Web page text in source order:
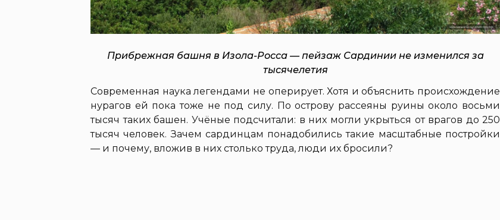
Прибрежная башня в Изола-Росса — пейзаж Сардинии не изменился за
тысячелетия
Современная наука легендами не оперирует. Хотя и объяснить происхождение
нурагов ей пока тоже не под силу. По острову рассеяны руины около восьми
тысяч таких башен. Учёные подсчитали: в них могли укрыться от врагов до 250
тысяч человек. Зачем сардинцам понадобились такие масштабные постройки
— и почему, вложив в них столько труда, люди их бросили?